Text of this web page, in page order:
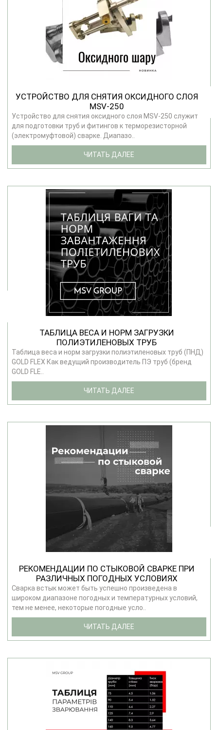
УСТРОЙСТВО ДЛЯ СНЯТИЯ ОКСИДНОГО СЛОЯ
MSV-250
Устройство для снятия оксидного слоя MSV-250 служит
для подготовки труб и фитингов к терморезисторной
(электромуфтовой) сварке. Диапазо..
ЧИТАТЬ ДАЛЕЕ
ТАБЛИЦА ВЕСА И НОРМ ЗАГРУЗКИ
ПОЛИЭТИЛЕНОВЫХ ТРУБ
Таблица веса и норм загрузки полиэтиленовых труб (ПНД)
GOLD FLEX Как ведущий производитель ПЭ труб (бренд
GOLD FLE..
ЧИТАТЬ ДАЛЕЕ
РЕКОМЕНДАЦИИ ПО СТЫКОВОЙ СВАРКЕ ПРИ
РАЗЛИЧНЫХ ПОГОДНЫХ УСЛОВИЯХ
Сварка встык может быть успешно произведена в
широком диапазоне погодных и температурных условий,
тем не менее, некоторые погодные усло..
ЧИТАТЬ ДАЛЕЕ